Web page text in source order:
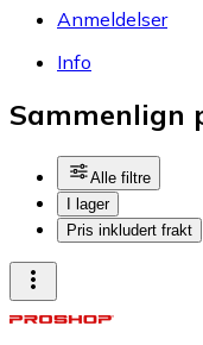
Anmeldelser
Info
Sammenlign
Alle filtre
I lager
Pris inkludert frakt